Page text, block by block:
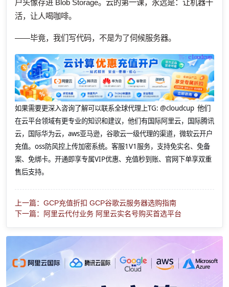
户头像存进 Blob Storage。云的第一课，永远是：让机器干
活，让人喝咖啡。
——毕竟，我们写代码，不是为了伺候服务器。
如果需要更深入咨询了解可以联系全球代理上TG: @cloudcup 他们
在云平台领域有更专业的知识和建议，他们有国际阿里云，国际腾讯
云，国际华为云，aws亚马逊，谷歌云一级代理的渠道，微软云开户
充值。oss防风控上传加密系统。客服1V1服务，支持免实名、免备
案、免绑卡。开通即享专属VIP优惠、充值秒到账、官网下单享双重
售后支持。
上一篇：GCP充值折扣 GCP谷歌云服务器选购指南
下一篇：阿里云代付业务 阿里云实名号购买首选平台